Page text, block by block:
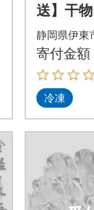
送】干
C】特ト
じ各8
の干物
静岡県伊東
寄付金額
冷凍